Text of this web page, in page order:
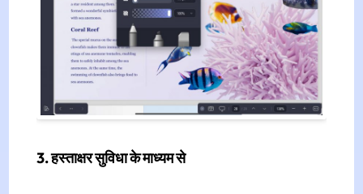
3. हस्ताक्षर सुविधा के माध्यम से